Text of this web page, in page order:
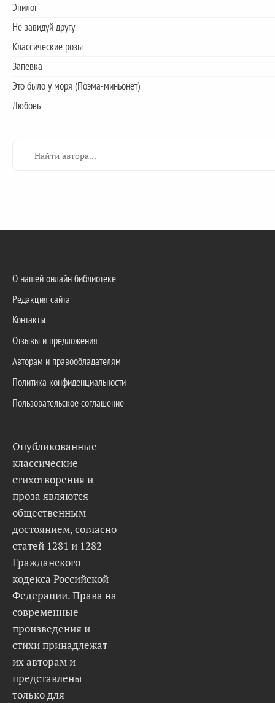
Эпилог
Не завидуй другу
Классические розы
Запевка
Это было у моря (Поэма-миньонет)
Любовь
О нашей онлайн библиотеке
Редакция сайта
Контакты
Отзывы и предложения
Авторам и правообладателям
Политика конфиденциальности
Пользовательское соглашение
Опубликованные
классические
стихотворения и
проза являются
общественным
достоянием, согласно
статей 1281 и 1282
Гражданского
кодекса Российской
Федерации. Права на
современные
произведения и
стихи принадлежат
их авторам и
представлены
только для